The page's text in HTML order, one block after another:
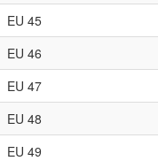
EU 45
EU 46
EU 47
EU 48
EU 49